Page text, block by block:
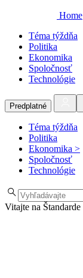
Home
Téma týždňa
Politika
Ekonomika
Spoločnosť
Technológie
Predplatné
Téma týždňa
Politika
Ekonomika >
Spoločnosť
Technológie
Vitajte na Štandarde